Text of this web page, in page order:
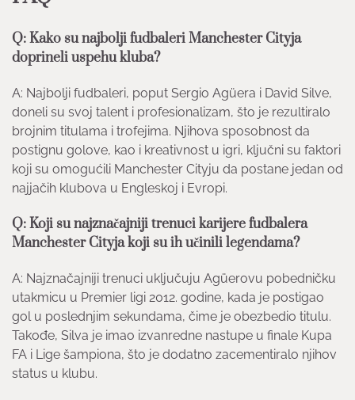
Q: Kako su najbolji fudbaleri Manchester Cityja
doprineli uspehu kluba?
A: Najbolji fudbaleri, poput Sergio Agüera i David Silve,
doneli su svoj talent i profesionalizam, što je rezultiralo
brojnim titulama i trofejima. Njihova sposobnost da
postignu golove, kao i kreativnost u igri, ključni su faktori
koji su omogućili Manchester Cityju da postane jedan od
najjačih klubova u Engleskoj i Evropi.
Q: Koji su najznačajniji trenuci karijere fudbalera
Manchester Cityja koji su ih učinili legendama?
A: Najznačajniji trenuci uključuju Agüerovu pobedničku
utakmicu u Premier ligi 2012. godine, kada je postigao
gol u poslednjim sekundama, čime je obezbedio titulu.
Takođe, Silva je imao izvanredne nastupe u finale Kupa
FA i Lige šampiona, što je dodatno zacementiralo njihov
status u klubu.